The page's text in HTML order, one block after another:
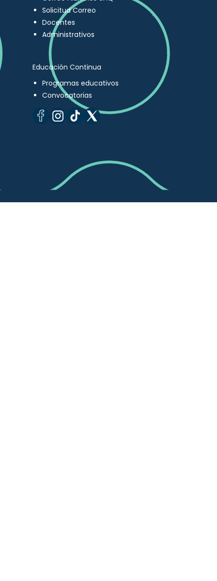
Solicitud Correo
Docentes
Administrativos
Educación Continua
Programas educativos
Convocatorias